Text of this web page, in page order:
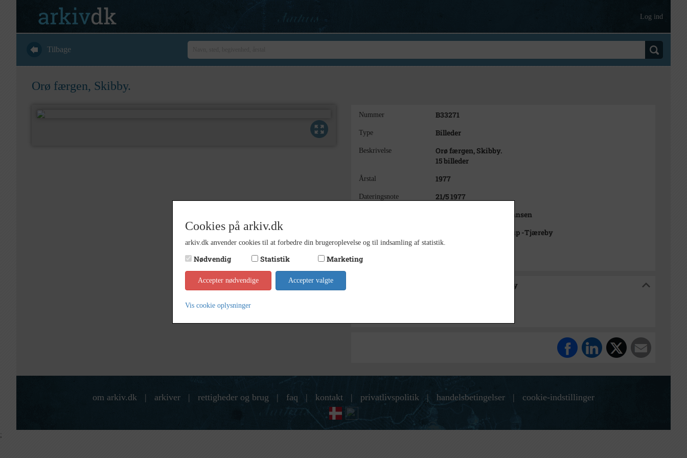
Log ind
Tilbage
Orø færgen, Skibby.
Nummer B33271
Type Billeder
Beskrivelse
Orø færgen, Skibby.
15 billeder
Årstal 1977
Dateringsnote 21/5 1977
Anne Sophie Rubæk Hansen
Lokalarkivet Alsønderup -Tjæreby
Søg videre i Lokalarkivet Alsønderup -Tjæreby
om arkiv.dk | arkiver | rettigheder og brug | faq | kontakt | privatlivspolitik | handelsbetingelser | cookie-indstillinger
Cookies på arkiv.dk
arkiv.dk anvender cookies til at forbedre din brugeroplevelse og til indsamling af statistik.
Nødvendig Statistik Marketing
Accepter nødvendige Accepter valgte
Vis cookie oplysninger
;